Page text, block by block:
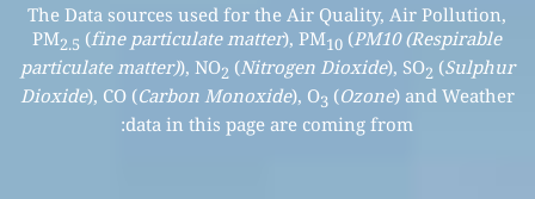
The Data sources used for the Air Quality, Air Pollution,
PM2.5(fine particulate matter), PM10(PM10 (Respirable
particulate matter)), NO2 (Nitrogen Dioxide), SO2 (Sulphur
Dioxide), CO (Carbon Monoxide), O3 (Ozone ) and Weather
data in this page are coming from: